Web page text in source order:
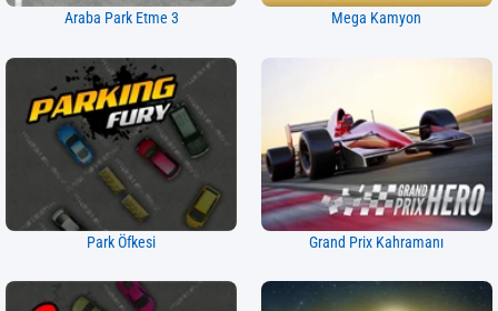
Araba Park Etme 3 Mega Kamyon
Park Öfkesi Grand Prix Kahramanı